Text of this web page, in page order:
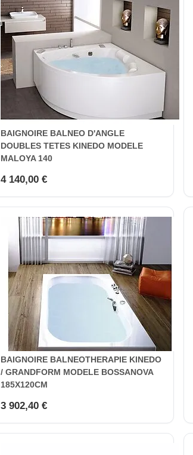
BAIGNOIRE BALNEO D'ANGLE
DOUBLES TETES KINEDO MODELE
MALOYA 140
4 140,00 €
BAIGNOIRE BALNEOTHERAPIE KINEDO
/ GRANDFORM MODELE BOSSANOVA
185X120CM
3 902,40 €